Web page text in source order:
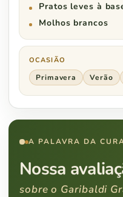
Pratos leves à
Molhos brancos
OCASIÃO
Primavera Verão
A PALAVRA DA
Nossa
sobre o Garibaldi